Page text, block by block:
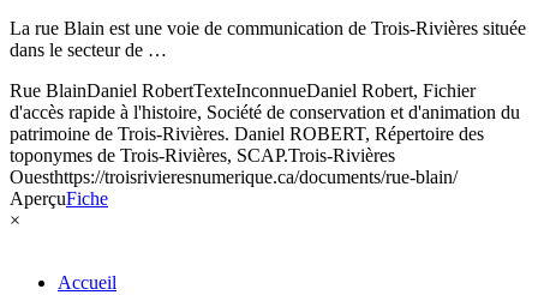
La rue Blain est une voie de communication de Trois-Rivières située
dans le secteur de …
Rue BlainDaniel RobertTexteInconnueDaniel Robert, Fichier
d'accès rapide à l'histoire, Société de conservation et d'animation du
patrimoine de Trois-Rivières. Daniel ROBERT, Répertoire des
toponymes de Trois-Rivières, SCAP.Trois-Rivières
Ouesthttps://troisrivieresnumerique.ca/documents/rue-blain/
AperçuFiche
×
Accueil